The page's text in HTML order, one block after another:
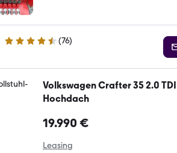
4.3 Sterne (76)
Volkswagen Crafter 35 2.0
Hochdach
19.990 €
Leasing